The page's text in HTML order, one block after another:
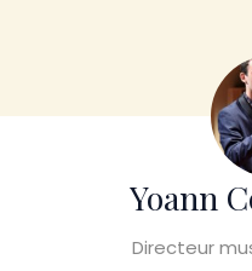
Yoann
Directeur